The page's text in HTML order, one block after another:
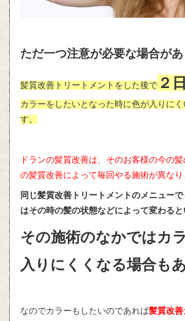
ただ一つ注意が必要な場合が
髪質改善トリートメントをした後で２
カラーをしたいとなった時に色が入りにく
す。
ドランの髪質改善は、そのお客様の今の
の髪質改善によって毎回やる施術が異なり
同じ髪質改善トリートメントのメニュー
はその時の髪の状態などによって変わると
その施術のなかではカ
入りにくくなる場合も
なのでカラーもしたいのであれば髪質改善